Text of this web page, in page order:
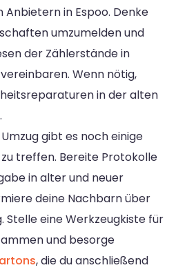
in Espoo. Denke
umzumelden und
der Zählerstände in
Wenn nötig,
in der alten
gibt es noch einige
treffen. Bereite Protokolle
in alter und neuer
deine Nachbarn über
Stelle eine Werkzeugkiste für
und besorge
, die du anschließend